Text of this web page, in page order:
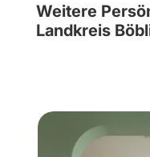
Weitere
Landkreis